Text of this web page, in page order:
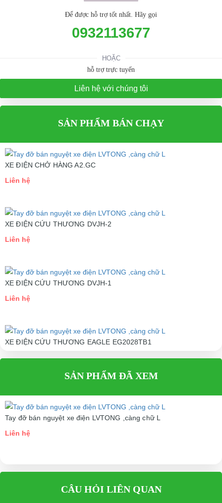
Để được hỗ trợ tốt nhất. Hãy gọi
0932113677
HOẶC
hỗ trợ trực tuyến
Liên hệ với chúng tôi
SẢN PHẨM BÁN CHẠY
XE ĐIỆN CHỞ HÀNG A2.GC
Liên hệ
XE ĐIỆN CỨU THƯƠNG DVJH-2
Liên hệ
XE ĐIỆN CỨU THƯƠNG DVJH-1
Liên hệ
XE ĐIỆN CỨU THƯƠNG EAGLE EG2028TB1
Liên hệ
SẢN PHẨM ĐÃ XEM
Tay đỡ bán nguyệt xe điện LVTONG ,càng chữ L
Liên hệ
CÂU HỎI LIÊN QUAN